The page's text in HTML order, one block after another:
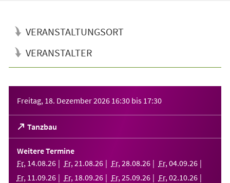
VERANSTALTUNGSORT
VERANSTALTER
Freitag, 18. Dezember 2026 16:30 bis 17:30
Tanzbau
(Öffnet
in
einem
neuen
Tab)
Weitere Termine
Fr, 14.08.26 Fr, 21 .08.26 Fr, 28.08.26 Fr, 04.09.26
Fr, 11 .09.26 Fr, 18.09.26 Fr, 25.09.26 Fr, 02.10.26